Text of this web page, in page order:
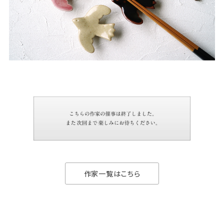
作家一覧はこちら